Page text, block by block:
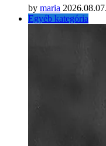
by maria 2026.08.07.
Egyéb kategória